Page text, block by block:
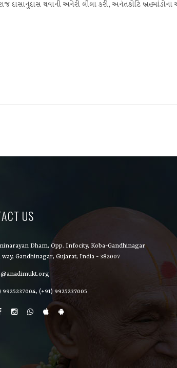
દાસાનુદાસ થવાની અનેરી લીલા કરી, અનંતકોટિ
US
Dham, Opp. Infocity, Koba-Gandhinagar
Gandhinagar, Gujarat, India - 382007
9925237004, (+91) 9925237005